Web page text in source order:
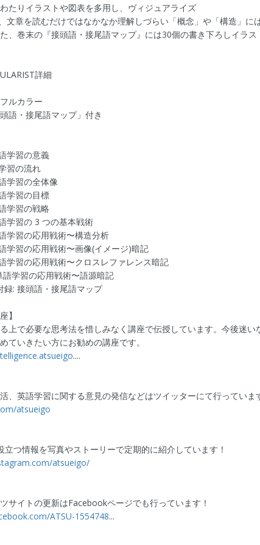
たりイラストや図表を多用し、ヴィジュアライズ
文章を読むだけではなかなか理解しづらい「概念」や「構造」に
、巻末の『接頭語・接尾語マップ』には30個の書き下ろしイラス
詳細
ルカラー
語・接尾語マップ」付き
学習の意義
習の流れ
学習の全体像
学習の目標
学習の戦略
学習の 3 つの基本戦術
学習の応用戦術〜構造分析
学習の応用戦術〜画像(イメージ)暗記
学習の応用戦術〜クロスレファレンス暗記
学習の応用戦術〜語源暗記
録: 接頭語・接尾語マップ
】
上で必要な思考法を惜しみなく講座で伝授しています。今後迷い
ていきたい方にお勧めの講座です。
....
、英語学習に関する意見の発信などはツイッターにて行っていま
atsueigo
立つ情報を写真やストーリーで定期的に紹介しています！
atsueigo/
サイトの更新はFacebookページでも行っています！
ATSU-1554748...